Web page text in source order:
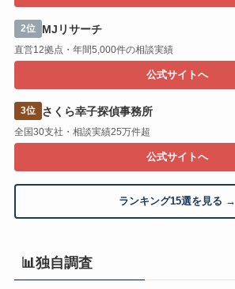
2位 MJリサーチ
直営12拠点・年間5,000件の相談実績
公式サイトへ
3位 さくら幸子探偵事務所
全国30支社・相談実績25万件超
公式サイトへ
ランキング15選を見る →
📊独自調査